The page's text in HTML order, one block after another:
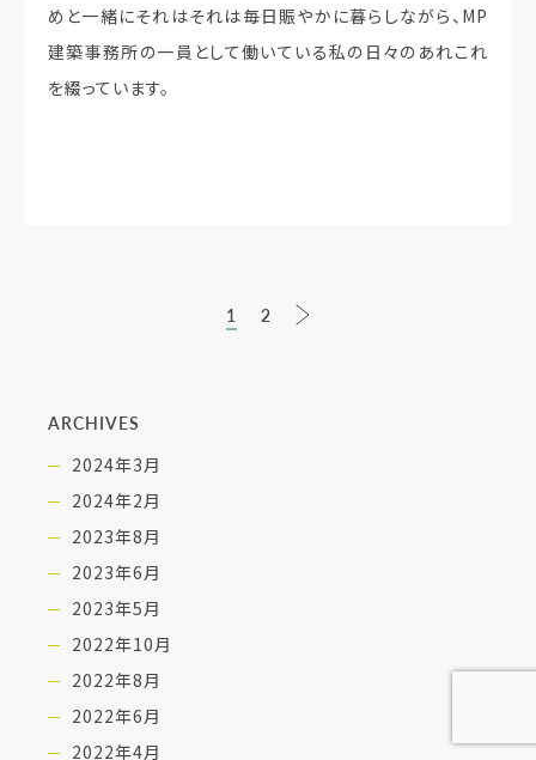
めと一緒にそれはそれは毎日賑やかに暮らしながら、MP
建築事務所の一員として働いている私の日々のあれこれ
を綴っています。
1 2
ARCHIVES
2024年3月
2024年2月
2023年8月
2023年6月
2023年5月
2022年10月
2022年8月
2022年6月
2022年4月